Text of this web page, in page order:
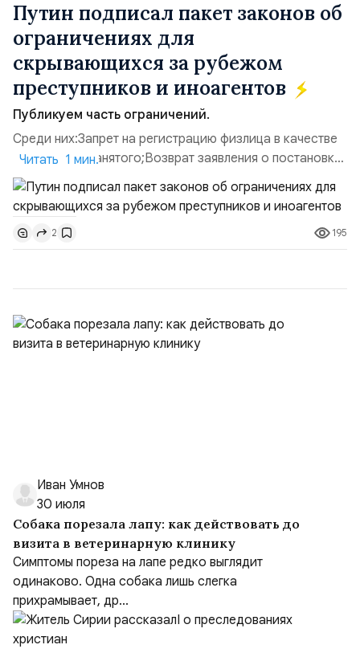
Путин подписал пакет законов об
ограничениях для
скрывающихся за рубежом
преступников и иноагентов
Публикуем часть ограничений.
Среди них:Запрет на регистрацию физлица в качестве
ИП или самозанятого;Возврат заявления о постановке
недвижимости на кадастровый учет;Ограничение
водительских прав;Запрет регистрации транспортных
средств и на заключение сделок по
доверенности;Отказ в заключении кредитного
договора, предоставлении государственных и
Читать 1 мин.
2 195
Иван Умнов
30 июля
Собака порезала лапу: как действовать до
визита в ветеринарную клинику
Симптомы пореза на лапе редко выглядит
одинаково. Одна собака лишь слегка
прихрамывает, др...